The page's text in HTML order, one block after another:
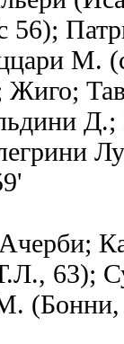
56);
М.
Жиго;
63);